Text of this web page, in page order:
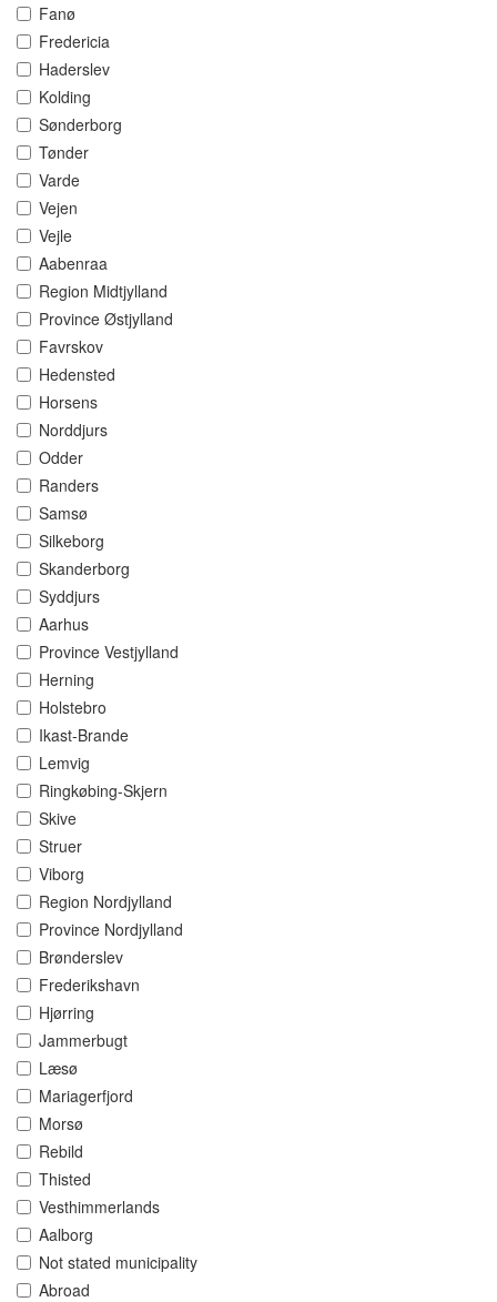
Fanø
Fredericia
Haderslev
Kolding
Sønderborg
Tønder
Varde
Vejen
Vejle
Aabenraa
Region Midtjylland
Province Østjylland
Favrskov
Hedensted
Horsens
Norddjurs
Odder
Randers
Samsø
Silkeborg
Skanderborg
Syddjurs
Aarhus
Province Vestjylland
Herning
Holstebro
Ikast-Brande
Lemvig
Ringkøbing-Skjern
Skive
Struer
Viborg
Region Nordjylland
Province Nordjylland
Brønderslev
Frederikshavn
Hjørring
Jammerbugt
Læsø
Mariagerfjord
Morsø
Rebild
Thisted
Vesthimmerlands
Aalborg
Not stated municipality
Abroad